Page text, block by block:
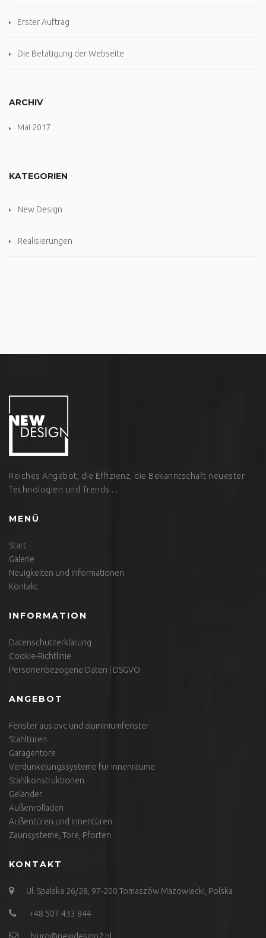
Erster Auftrag
Die Betätigung der Webseite
ARCHIV
Mai 2017
KATEGORIEN
New Design
Realisierungen
Reiches Angebot, die Effizienz, die Bekanntschaft neuester
Technologien und Trends ...
MENÜ
Start
Galerie
Neuigkeiten und Informationen
Kontakt
INFORMATION
Datenschutzerklärung
Cookie-Richtlinie
Personenbezogene Daten | DSGVO
ANGEBOT
Fenster aus pvc und aluminiumfenster
Stahltüren
Garagentore
Verdunkelungssysteme für Innenräume
Stahlkonstruktionen
Geländer
Außenrolladen
Außentüren und Innentüren
Zaunsysteme, Tore, Pforten
KONTAKT
Ul. Spalska 26/28, 97-200 Tomaszów Mazowiecki, Polska
+48 507 433 844